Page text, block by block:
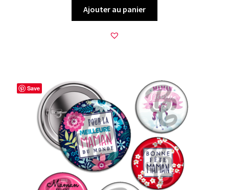
Ajouter au panier
Save